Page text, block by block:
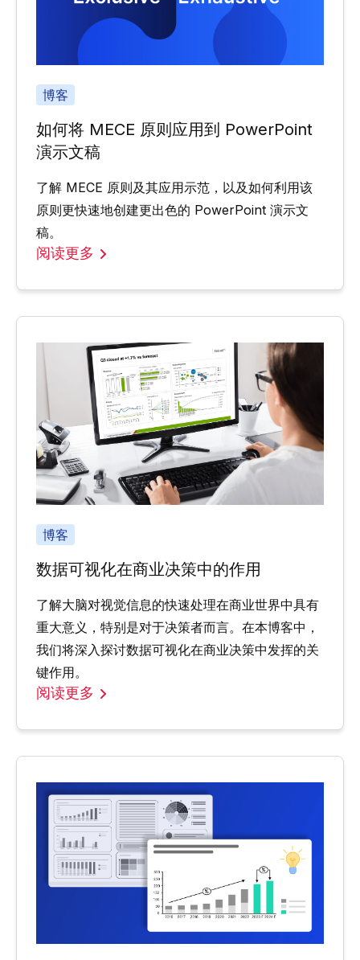
博客
如何将 MECE 原则应用到 PowerPoint
演示文稿
了解 MECE 原则及其应用示范，以及如何利用该
原则更快速地创建更出色的 PowerPoint 演示文
稿。
阅读更多
博客
数据可视化在商业决策中的作用
了解大脑对视觉信息的快速处理在商业世界中具有
重大意义，特别是对于决策者而言。在本博客中，
我们将深入探讨数据可视化在商业决策中发挥的关
键作用。
阅读更多